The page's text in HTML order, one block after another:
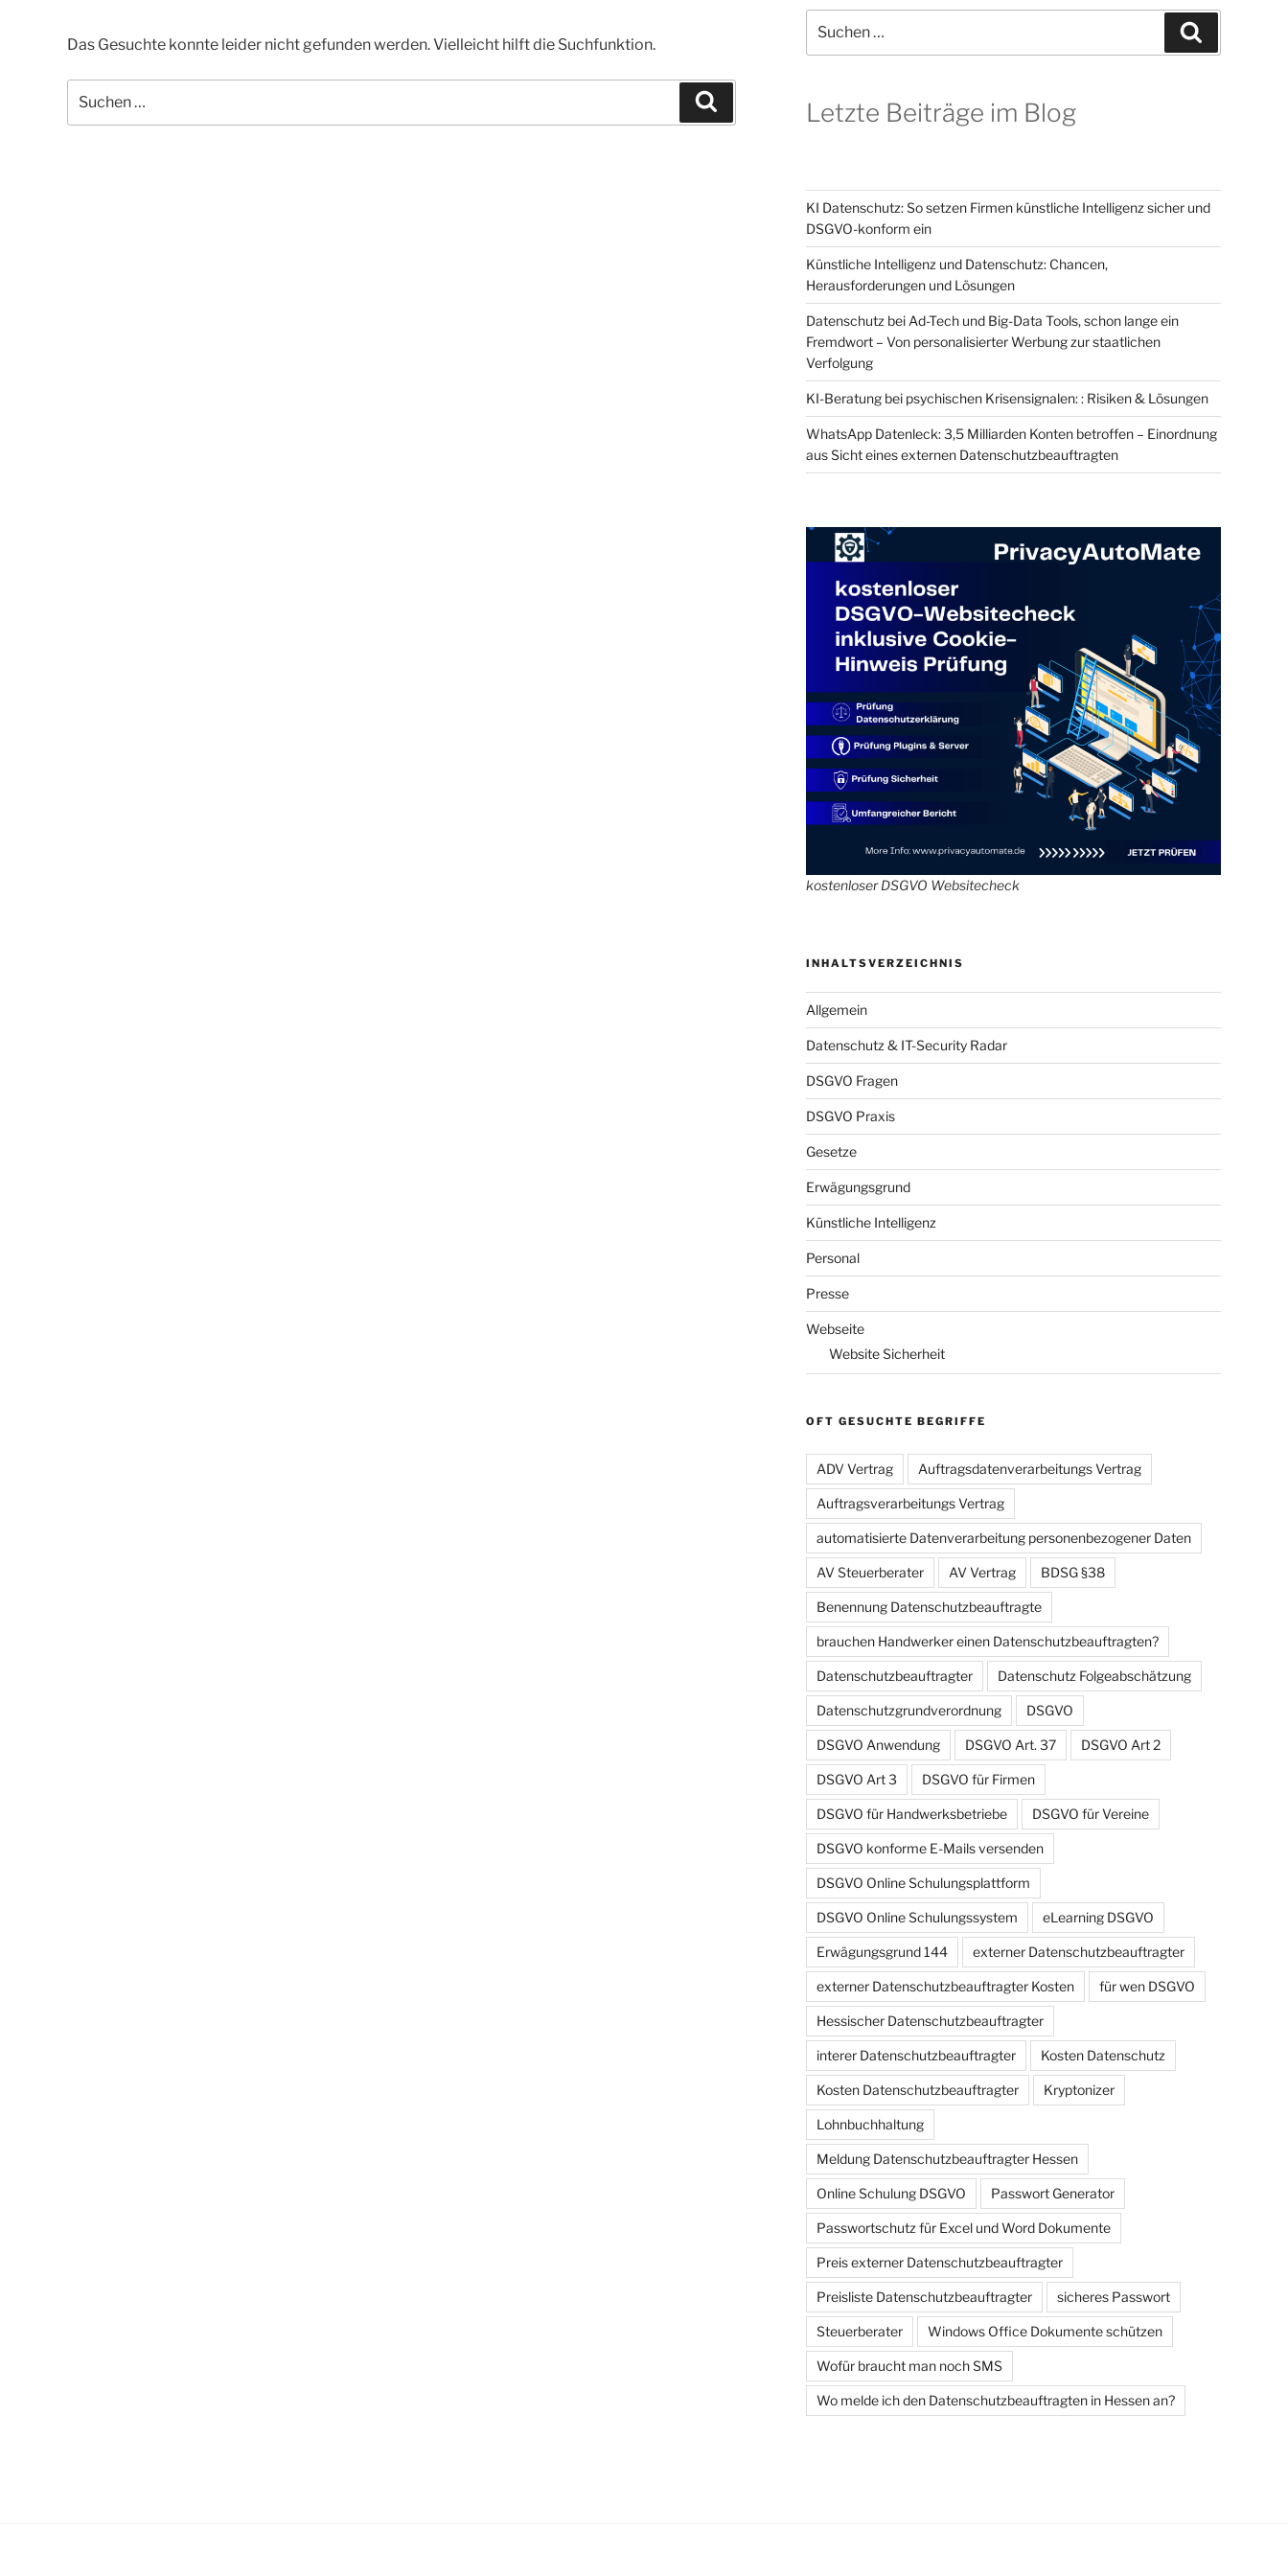
Das Gesuchte konnte leider nicht gefunden werden. Vielleicht hilft die Suchfunktion.
nach:
nach:
Letzte Beiträge im Blog
KI Datenschutz: So setzen Firmen künstliche Intelligenz sicher und
DSGVO-konform ein
Künstliche Intelligenz und Datenschutz: Chancen,
Herausforderungen und Lösungen
Datenschutz bei Ad-Tech und Big-Data Tools, schon lange ein
Fremdwort – Von personalisierter Werbung zur staatlichen
Verfolgung
KI-Beratung bei psychischen Krisensignalen: : Risiken & Lösungen
WhatsApp Datenleck: 3,5 Milliarden Konten betroffen – Einordnung
aus Sicht eines externen Datenschutzbeauftragten
kostenloser DSGVO Websitecheck
INHALTSVERZEICHNIS
Allgemein
Datenschutz & IT-Security Radar
DSGVO Fragen
DSGVO Praxis
Gesetze
Erwägungsgrund
Künstliche Intelligenz
Personal
Presse
Webseite
Website Sicherheit
OFT GESUCHTE BEGRIFFE
ADV Vertrag Auftragsdatenverarbeitungs Vertrag
Auftragsverarbeitungs Vertrag
automatisierte Datenverarbeitung personenbezogener Daten
AV Steuerberater AV Vertrag BDSG §38
Benennung Datenschutzbeauftragte
brauchen Handwerker einen Datenschutzbeauftragten?
Datenschutzbeauftragter Datenschutz Folgeabschätzung
Datenschutzgrundverordnung DSGVO
DSGVO Anwendung DSGVO Art. 37 DSGVO Art 2
DSGVO Art 3 DSGVO für Firmen
DSGVO für Handwerksbetriebe DSGVO für Vereine
DSGVO konforme E-Mails versenden
DSGVO Online Schulungsplattform
DSGVO Online Schulungssystem eLearning DSGVO
Erwägungsgrund 144 externer Datenschutzbeauftragter
externer Datenschutzbeauftragter Kosten für wen DSGVO
Hessischer Datenschutzbeauftragter
interer Datenschutzbeauftragter Kosten Datenschutz
Kosten Datenschutzbeauftragter Kryptonizer
Lohnbuchhaltung
Meldung Datenschutzbeauftragter Hessen
Online Schulung DSGVO Passwort Generator
Passwortschutz für Excel und Word Dokumente
Preis externer Datenschutzbeauftragter
Preisliste Datenschutzbeauftragter sicheres Passwort
Steuerberater Windows Office Dokumente schützen
Wofür braucht man noch SMS
Wo melde ich den Datenschutzbeauftragten in Hessen an?